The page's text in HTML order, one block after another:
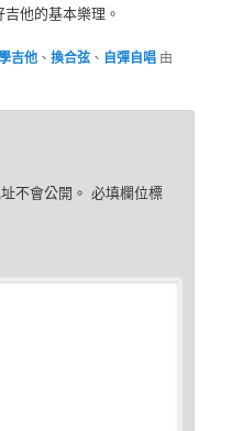
他的基本樂理。
吉他 、換合弦 、 自彈自唱 由
不會公開。 必填欄位標